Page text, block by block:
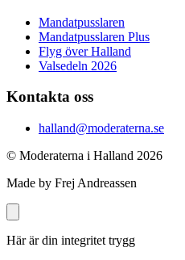
Mandatpusslaren
Mandatpusslaren Plus
Flyg över Halland
Valsedeln 2026
Kontakta oss
halland@moderaterna.se
© Moderaterna i Halland 2026
Made by Frej Andreassen
Här är din integritet trygg